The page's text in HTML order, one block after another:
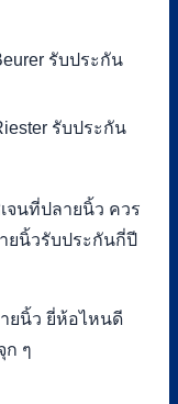
รับประกัน
รับประกัน
จนที่ปลายนิ้ว ควร
ยนิ้วรับประกันกี่ปี
ายนิ้ว ยี่ห้อไหนดี
ก ๆ